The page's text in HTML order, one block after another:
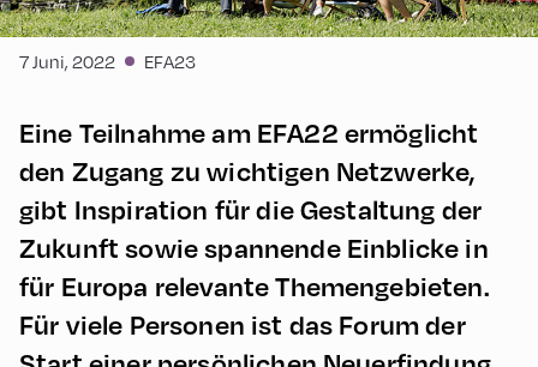
7 Juni, 2022 EFA23
Eine Teilnahme am EFA22 ermöglicht
den Zugang zu wichtigen Netzwerke,
gibt Inspiration für die Gestaltung der
Zukunft sowie spannende Einblicke in
für Europa relevante Themengebieten.
Für viele Personen ist das Forum der